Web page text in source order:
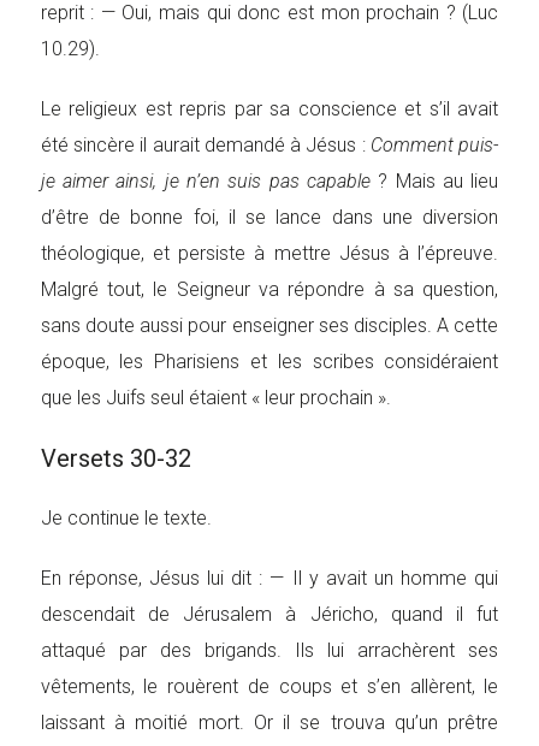
reprit : — Oui, mais qui donc est mon prochain ? (Luc
10.29).
Le religieux est repris par sa conscience et s’il avait
été sincère il aurait demandé à Jésus : Comment puis-
je aimer ainsi, je n’en suis pas capable ? Mais au lieu
d’être de bonne foi, il se lance dans une diversion
théologique, et persiste à mettre Jésus à l’épreuve.
Malgré tout, le Seigneur va répondre à sa question,
sans doute aussi pour enseigner ses disciples. A cette
époque, les Pharisiens et les scribes considéraient
que les Juifs seul étaient « leur prochain ».
Versets 30-32
Je continue le texte.
En réponse, Jésus lui dit : — Il y avait un homme qui
descendait de Jérusalem à Jéricho, quand il fut
attaqué par des brigands. Ils lui arrachèrent ses
vêtements, le rouèrent de coups et s’en allèrent, le
laissant à moitié mort. Or il se trouva qu’un prêtre